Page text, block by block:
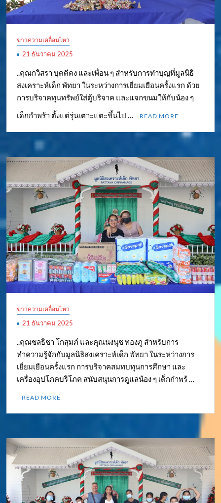
ข่าวความเคลื่อนไหว
21 ธันวาคม 2025
..คุณกวิสรา บุดดีคง และเพื่อน ๆ สำหรับการทำบุญที่มูลนิธิ
สงเคราะห์เด็ก พัทยา ในระหว่างการเยี่ยมเยือนครั้งแรก ด้วย
การบริจาคทุนทรัพย์ใส่ตู้บริจาค และแจกขนมให้กับน้อง ๆ
เด็กกำพร้า ตั้งแต่รุ่นเตาะแตะขึ้นไป …
READ MORE
ข่าวความเคลื่อนไหว
21 ธันวาคม 2025
..คุณชลธิชา โกสุมภ์ และคุณนงนุช ทองภู สำหรับการ
ทำความรู้จักกับมูลนิธิสงเคราะห์เด็ก พัทยา ในระหว่างการ
เยี่ยมเยือนครั้งแรก การบริจาคสมทบทุนการศึกษา และ
เครื่องอุปโภคบริโภค สนับสนุนการดูแลน้อง ๆ เด็กกำพร้ …
READ MORE